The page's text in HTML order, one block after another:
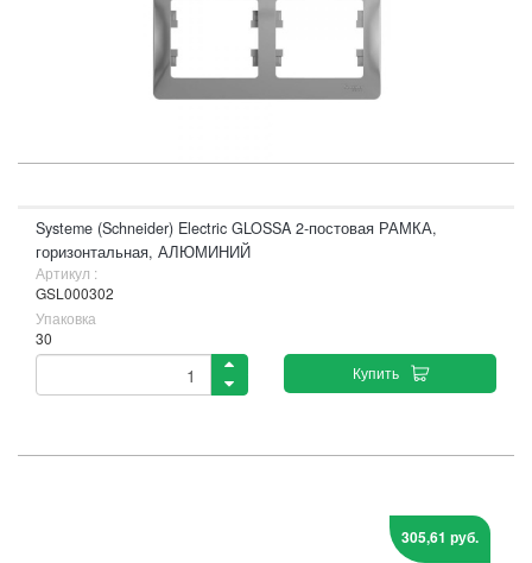
Systeme (Schneider) Electric GLOSSA 2-постовая РАМКА,
горизонтальная, АЛЮМИНИЙ
Артикул :
GSL000302
Упаковка
30
Купить
305,61 руб.